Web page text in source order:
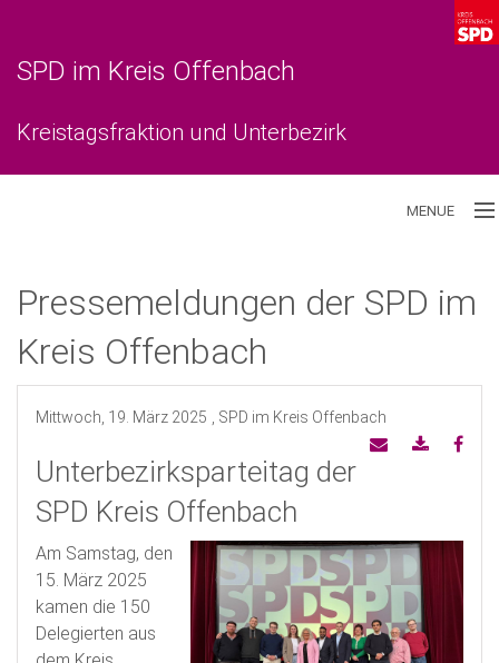
SPD im Kreis Offenbach
Kreistagsfraktion und Unterbezirk
MENUE
Unterbezirk
Pressemeldungen der SPD im
Kreis Offenbach
Mittwoch, 19. März 2025 , SPD im Kreis Offenbach
Unterbezirksparteitag der
SPD Kreis Offenbach
Am Samstag, den
15. März 2025
kamen die 150
Delegierten aus